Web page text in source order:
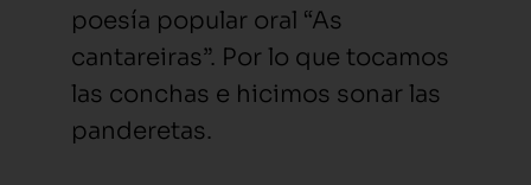
poesía popular oral “As
cantareiras”. Por lo que tocamos
las conchas e hicimos sonar las
panderetas.